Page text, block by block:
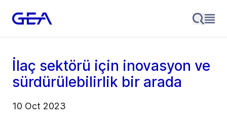
İlaç sektörü için inovasyon ve
sürdürülebilirlik bir arada
10 Oct 2023